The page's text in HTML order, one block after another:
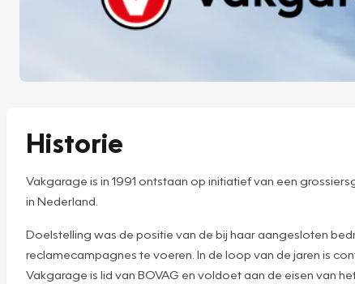
Historie
Vakgarage is in 1991 ontstaan op initiatief van een
in Nederland.
Doelstelling was de positie van de bij haar aangesloten
reclamecampagnes te voeren. In de loop van de jaren is
Vakgarage is lid van BOVAG en voldoet aan de eisen van